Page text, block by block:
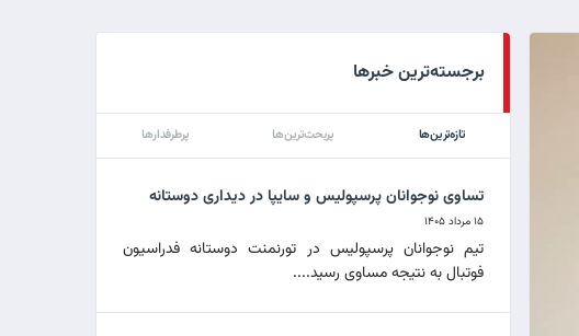
برجسته‌ترین خبرها
تازه‌ترین‌ها پربحث‌ترین‌ها پرطرفدارها
تساوی نوجوانان پرسپولیس و سایپا در دیداری دوستانه
۱۵ مرداد ۱۴۰۵
تیم نوجوانان پرسپولیس در تورنمنت دوستانه فدراسیون
فوتبال به نتیجه مساوی رسید....